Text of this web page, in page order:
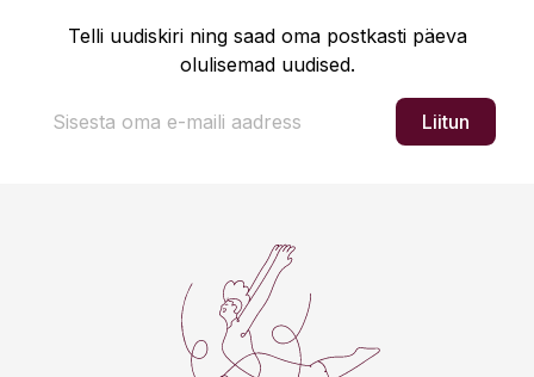
Telli uudiskiri ning saad oma postkasti päeva
olulisemad uudised.
Liitun